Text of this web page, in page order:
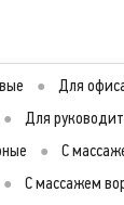
● Для
● Для
● С
● С массажем